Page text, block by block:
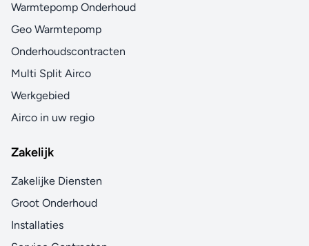
Warmtepomp Onderhoud
Geo Warmtepomp
Onderhoudscontracten
Multi Split Airco
Werkgebied
Airco in uw regio
Zakelijk
Zakelijke Diensten
Groot Onderhoud
Installaties